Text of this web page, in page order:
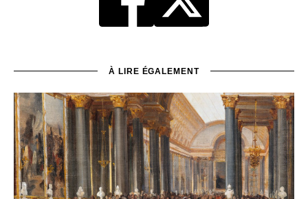
À LIRE ÉGALEMENT